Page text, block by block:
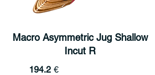
Macro Asymmetric Jug Shallow
Incut R
194.2 €